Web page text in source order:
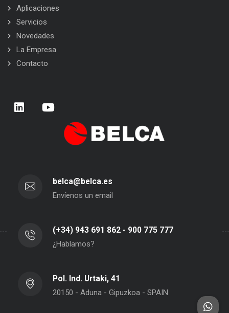
Aplicaciones
Servicios
Novedades
La Empresa
Contacto
belca@belca.es
Envíenos un email
(+34) 943 691 862 - 900 775 777
¿Hablamos?
Pol. Ind. Urtaki, 41
20150 - Aduna - Gipuzkoa - SPAIN